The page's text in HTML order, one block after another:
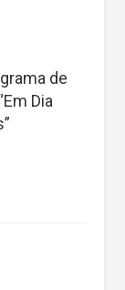
de
Dia